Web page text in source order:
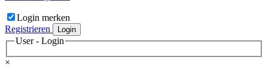
Login merken
Registrieren
Login
User - Login
×